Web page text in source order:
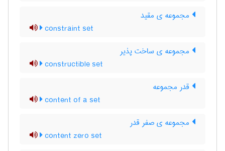
مجموعه ی مقید
constraint set
مجموعه ی ساخت پذیر
constructible set
قدر مجموعه
content of a set
مجموعه ی صفر قدر
content zero set